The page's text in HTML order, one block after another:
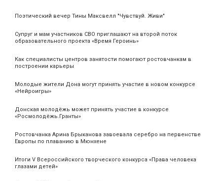
Поэтический вечер Тины Максвелл "Чувствуй. Живи"
Супруг и мам участников СВО приглашают на второй поток
образовательного проекта «Время Героинь»
Как специалисты центров занятости помогают ростовчанкам в
построении карьеры
Молодые жители Дона могут принять участие в новом конкурсе
«Нейроигры»
Донская молодёжь может принять участие в конкурсе
«Росмолодёжь.Гранты»
Ростовчанка Арина Брыканова завоевала серебро на первенстве
Европы по плаванию в Мюнхене
Итоги V Всероссийского творческого конкурса «Права человека
глазами детей»